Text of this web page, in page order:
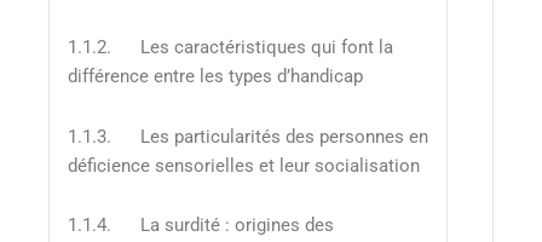
1.1.2. Les caractéristiques qui font la
différence entre les types d’handicap
1.1.3. Les particularités des personnes en
déficience sensorielles et leur socialisation
1.1.4. La surdité : origines des